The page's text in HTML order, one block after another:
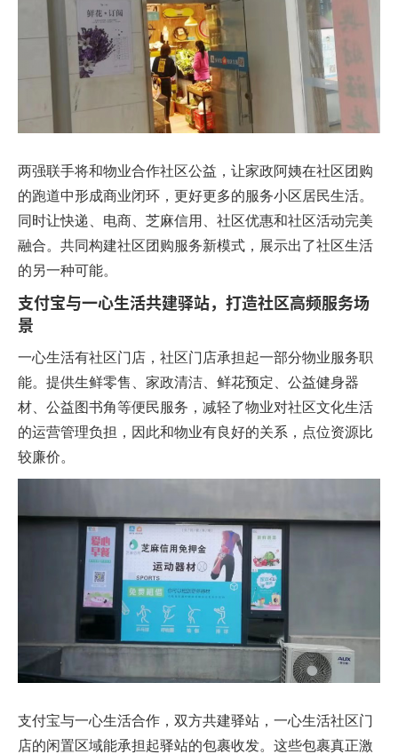
两强联手将和物业合作社区公益，让家政阿姨在社区团购
的跑道中形成商业闭环，更好更多的服务小区居民生活。
同时让快递、电商、芝麻信用、社区优惠和社区活动完美
融合。共同构建社区团购服务新模式，展示出了社区生活
的另一种可能。
支付宝与一心生活共建驿站，打造社区高频服务场
景
一心生活有社区门店，社区门店承担起一部分物业服务职
能。提供生鲜零售、家政清洁、鲜花预定、公益健身器
材、公益图书角等便民服务，减轻了物业对社区文化生活
的运营管理负担，因此和物业有良好的关系，点位资源比
较廉价。
支付宝与一心生活合作，双方共建驿站，一心生活社区门
店的闲置区域能承担起驿站的包裹收发。这些包裹真正激